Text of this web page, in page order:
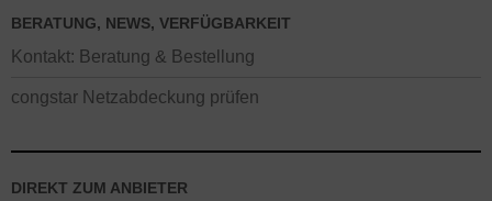
BERATUNG, NEWS, VERFÜGBARKEIT
Kontakt: Beratung & Bestellung
congstar Netzabdeckung prüfen
DIREKT ZUM ANBIETER